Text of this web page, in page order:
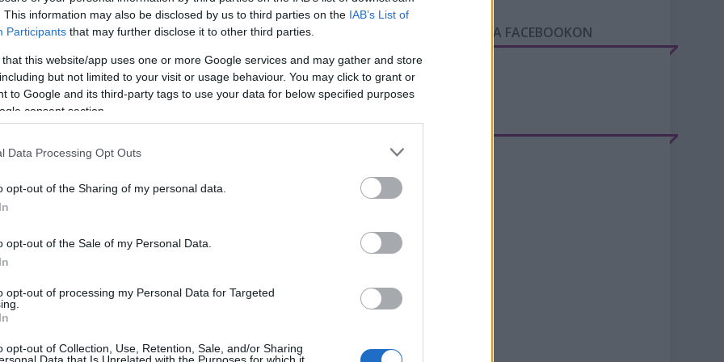
This information may also be disclosed by us to third parties on the IAB’s List of
Participants that may further disclose it to other third parties.
that this website/app uses one or more Google services and may gather and store
but not limited to your visit or usage behaviour. You may click to grant or
to Google and its third-party tags to use your data for below specified purposes
consent section.
Data Processing Opt Outs
opt-out of the Sharing of my personal data.
opt-out of the Sale of my Personal Data.
opt-out of processing my Personal Data for Targeted
opt-out of Collection, Use, Retention, Sale, and/or Sharing
szarok az éttermek. Nem tudni, miért alakult
jól megnézzük, drágák…
2 Comments
EGY NAP A VÁROSBAN A FACEBOOKON
ARCHÍVUM
2020 június
2020 május
2020 április
2020 február
2020 január
2019 november
2019 október
Tovább